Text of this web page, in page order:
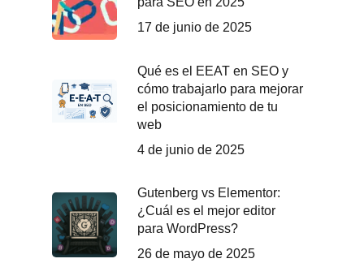
17 de junio de 2025
Qué es el EEAT en SEO y
cómo trabajarlo para mejorar
el posicionamiento de tu
web
4 de junio de 2025
Gutenberg vs Elementor:
¿Cuál es el mejor editor
para WordPress?
26 de mayo de 2025